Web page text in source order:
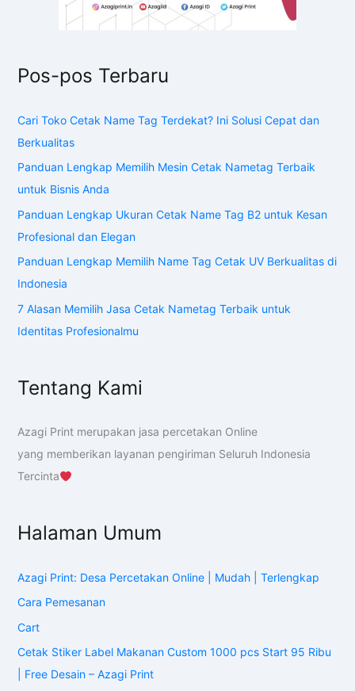
Pos-pos Terbaru
Cari Toko Cetak Name Tag Terdekat? Ini Solusi Cepat dan
Berkualitas
Panduan Lengkap Memilih Mesin Cetak Nametag Terbaik
untuk Bisnis Anda
Panduan Lengkap Ukuran Cetak Name Tag B2 untuk Kesan
Profesional dan Elegan
Panduan Lengkap Memilih Name Tag Cetak UV Berkualitas di
Indonesia
7 Alasan Memilih Jasa Cetak Nametag Terbaik untuk
Identitas Profesionalmu
Tentang Kami
Azagi Print merupakan jasa percetakan Online
yang memberikan layanan pengiriman Seluruh Indonesia
Tercinta
Halaman Umum
Azagi Print: Desa Percetakan Online | Mudah | Terlengkap
Cara Pemesanan
Cart
Cetak Stiker Label Makanan Custom 1000 pcs Start 95 Ribu
| Free Desain – Azagi Print